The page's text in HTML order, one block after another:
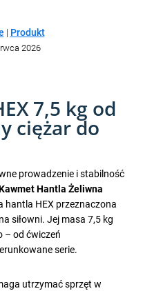
| Produkt
2026
7,5 kg od
ciężar do
prowadzenie i stabilność
Hantla Żeliwna
hantla HEX przeznaczona
siłowni. Jej masa 7,5 kg
– od ćwiczeń
serie.
utrzymać sprzęt w